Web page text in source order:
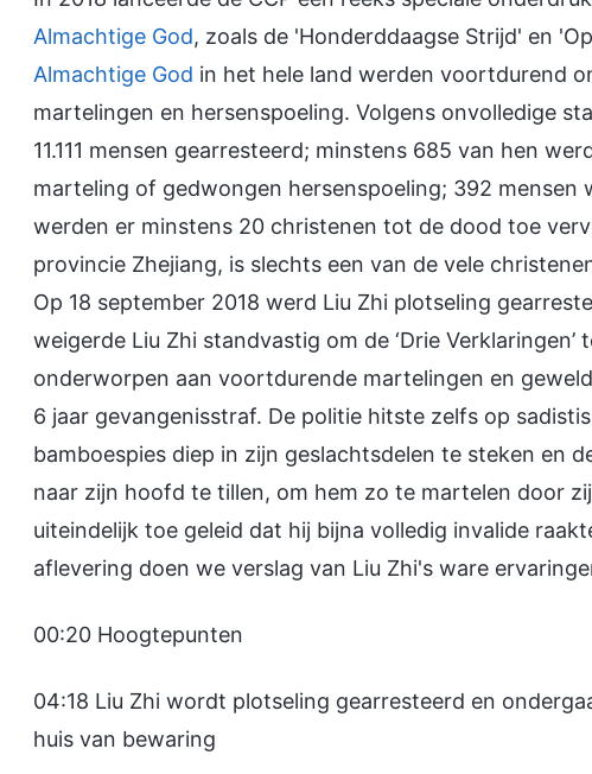
Almachtige God, zoals de 'Honderddaagse Strijd' en
Almachtige God in het hele land werden voortdurend
martelingen en hersenspoeling. Volgens onvolledige
11.111 mensen gearresteerd; minstens 685 van hen
marteling of gedwongen hersenspoeling; 392
werden er minstens 20 christenen tot de dood toe
provincie Zhejiang, is slechts een van de vele
Op 18 september 2018 werd Liu Zhi plotseling
weigerde Liu Zhi standvastig om de ‘Drie
onderworpen aan voortdurende martelingen en
6 jaar gevangenisstraf. De politie hitste zelfs op
bamboespies diep in zijn geslachtsdelen te steken en
naar zijn hoofd te tillen, om hem zo te martelen door
uiteindelijk toe geleid dat hij bijna volledig invalide
aflevering doen we verslag van Liu Zhi's ware
00:20 Hoogtepunten
04:18 Liu Zhi wordt plotseling gearresteerd en
huis van bewaring